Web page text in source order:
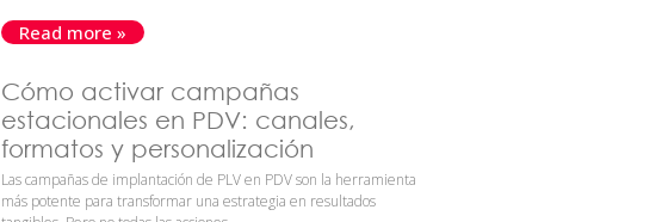
Read more »
Cómo activar campañas
estacionales en PDV: canales,
formatos y personalización
Las campañas de implantación de PLV en PDV son la herramienta
más potente para transformar una estrategia en resultados